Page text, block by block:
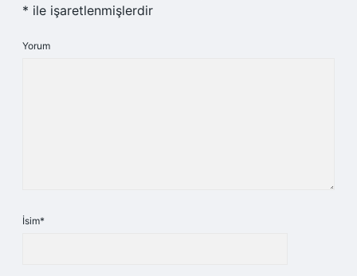
* ile işaretlenmişlerdir
Yorum
İsim*